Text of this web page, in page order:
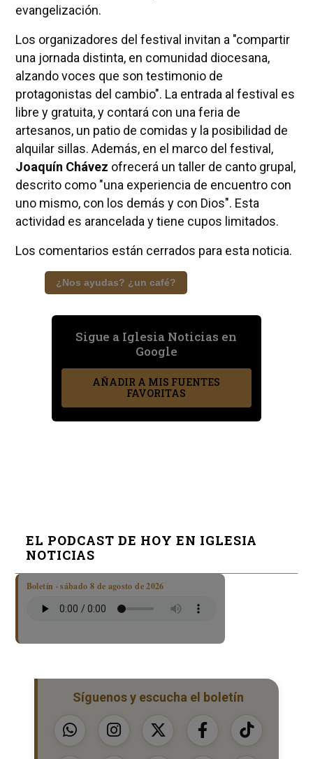
evangelización.
Los organizadores del festival invitan a "compartir
una jornada distinta, en comunidad diocesana,
alzando voces que son testimonio de
protagonistas del cambio". La entrada al festival es
libre y gratuita, y contará con una feria de
artesanos, un patio de comidas y la posibilidad de
alquilar sillas. Además, en el marco del festival,
Joaquín Chávez ofrecerá un taller de canto grupal,
descrito como "una experiencia de encuentro con
uno mismo, con los demás y con Dios". Esta
actividad es arancelada y tiene cupos limitados.
Los comentarios están cerrados para esta noticia.
¿Nos ayudas? ¿un café?
Sigue a Iglesia Noticias en
Google
AÑADIR A MIS FUENTES
FAVORITAS
EL PODCAST DE HOY EN IGLESIA
NOTICIAS
Boletín · sábado 8 de agosto de 2026
Síguenos y escucha el boletín